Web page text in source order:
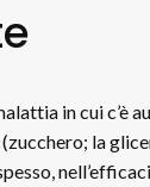
in cui c’è
la